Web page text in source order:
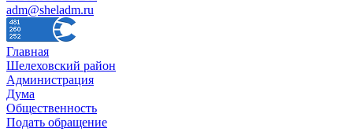
adm@sheladm.ru
Главная
Шелеховский район
Администрация
Дума
Общественность
Подать обращение